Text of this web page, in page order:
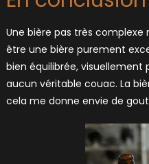
Une bière pas très complexe
être une bière purement
bien équilibrée,
aucun véritable couac. La
cela me donne envie de